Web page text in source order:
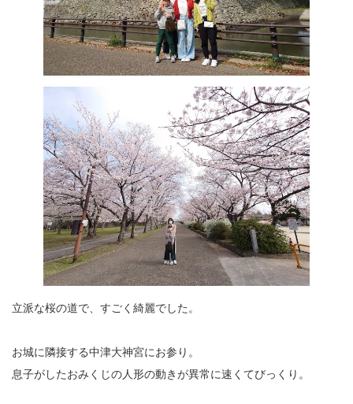
立派な桜の道で、すごく綺麗でした。
お城に隣接する中津大神宮にお参り。
息子がしたおみくじの人形の動きが異常に速くてびっくり。